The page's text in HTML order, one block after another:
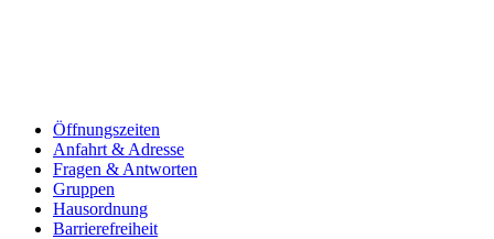
Öffnungszeiten
Anfahrt & Adresse
Fragen & Antworten
Gruppen
Hausordnung
Barrierefreiheit